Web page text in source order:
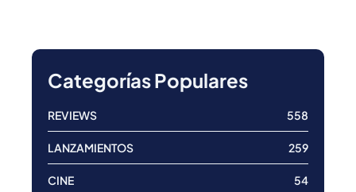
Categorías Populares
REVIEWS 558
LANZAMIENTOS 259
CINE 54